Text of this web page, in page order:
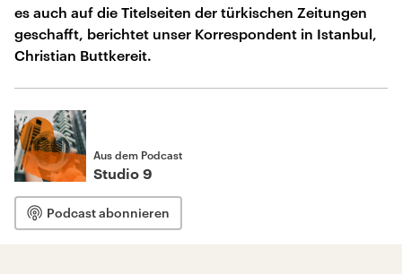
es auch auf die Titelseiten der türkischen Zeitungen
geschafft, berichtet unser Korrespondent in Istanbul,
Christian Buttkereit.
Aus dem Podcast
Studio 9
Podcast abonnieren